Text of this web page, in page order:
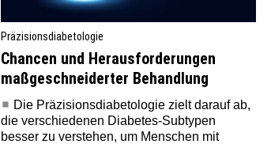
Präzisionsdiabetologie
Chancen und Herausforderungen
maßgeschneiderter Behandlung
Die Präzisionsdiabetologie zielt darauf ab,
die verschiedenen Diabetes-Subtypen
besser zu verstehen, um Menschen mit